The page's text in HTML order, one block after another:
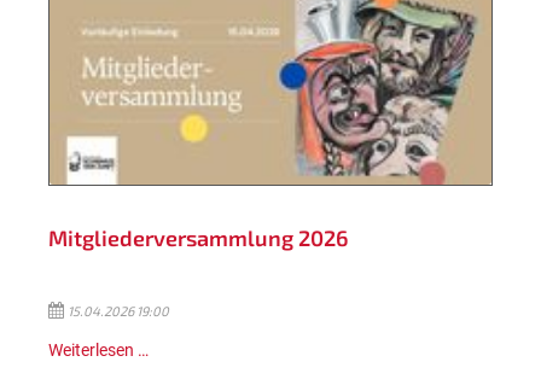
Mitgliederversammlung 2026
15.04.2026 19:00
Weiterlesen …